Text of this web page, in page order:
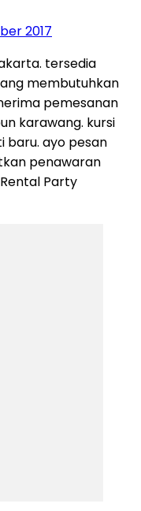
2017
tersedia
membutuhkan
pemesanan
karawang. kursi
baru. ayo pesan
penawaran
Party